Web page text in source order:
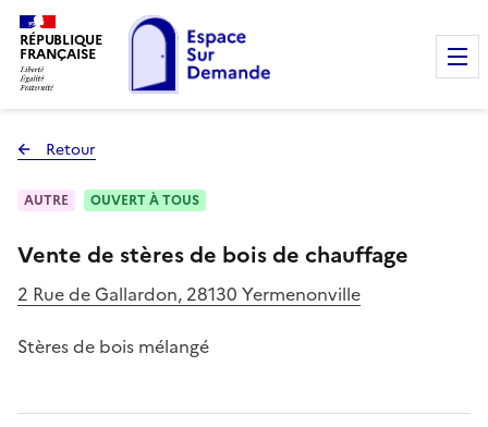
RÉPUBLIQUE
FRANÇAISE
Retour
AUTRE OUVERT À TOUS
Vente de stères de bois de chauffage
2 Rue de Gallardon, 28130 Yermenonville
Stères de bois mélangé